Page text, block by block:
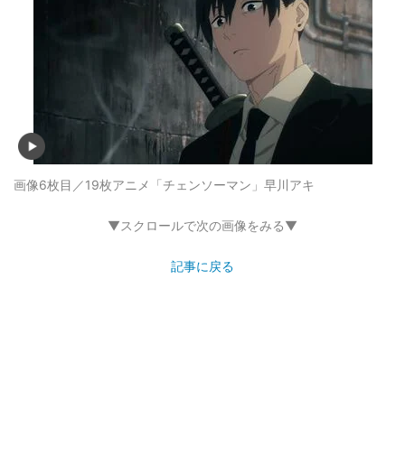
画像6枚目／19枚アニメ「チェンソーマン」早川アキ
▼スクロールで次の画像をみる▼
記事に戻る